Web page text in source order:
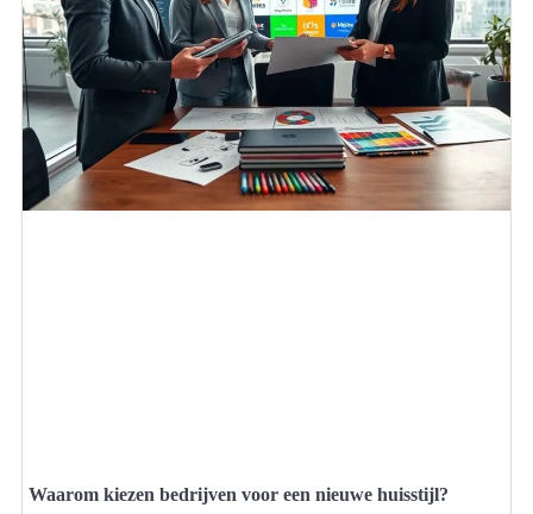
Waarom kiezen bedrijven voor een nieuwe huisstijl?